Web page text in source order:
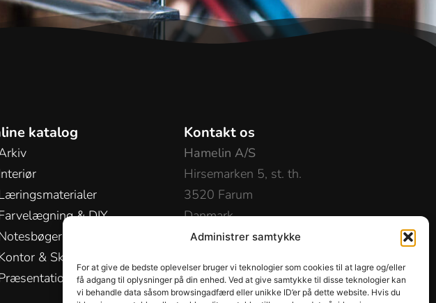
Administrer samtykke
For at give de bedste oplevelser bruger vi teknologier som cookies til at lagre og/eller
få adgang til oplysninger på din enhed. Ved at give samtykke til disse teknologier kan
vi behandle data såsom browsingadfærd eller unikke ID’er på dette website. Hvis du
katalog
& DIY
& Blokke
& Skriveartikler
& Konference
Kontakt os
Hamelin A/S
Hirsemarken 5, st. th.
3520 Farum
Danmark
+45 48 16 50 00
info-dk@hamelinbrands.com